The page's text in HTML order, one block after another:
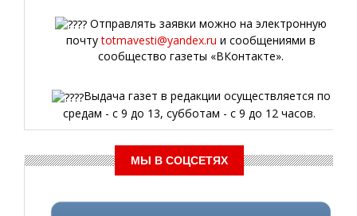
Отправлять заявки можно на электронную
почтуtotmavesti@yandex.ru и сообщениями в
сообщество газеты «ВКонтакте».
Выдача газет в редакции осуществляется по
средам - с 9 до 13, субботам - с 9 до 12 часов.
МЫ В СОЦСЕТЯХ